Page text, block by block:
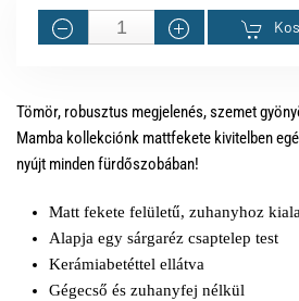
Tömör, robusztus megjelenés, szemet
Mamba kollekciónk mattfekete kivitelben
nyújt minden fürdőszobában!
Matt fekete felületű, zuhanyhoz
Alapja egy sárgaréz csaptelep test
Kerámiabetéttel ellátva
Gégecső és zuhanyfej nélkül